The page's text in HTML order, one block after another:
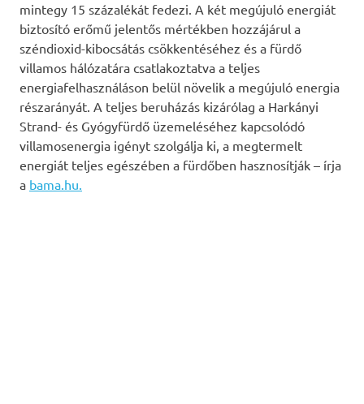
mintegy 15 százalékát fedezi. A két megújuló energiát
biztosító erőmű jelentős mértékben hozzájárul a
széndioxid-kibocsátás csökkentéséhez és a fürdő
villamos hálózatára csatlakoztatva a teljes
energiafelhasználáson belül növelik a megújuló energia
részarányát. A teljes beruházás kizárólag a Harkányi
Strand- és Gyógyfürdő üzemeléséhez kapcsolódó
villamosenergia igényt szolgálja ki, a megtermelt
energiát teljes egészében a fürdőben hasznosítják – írja
a bama.hu.